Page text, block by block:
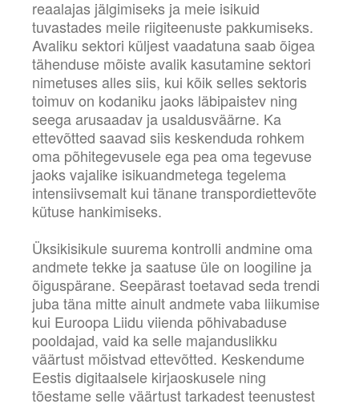
reaalajas jälgimiseks ja meie isikuid
tuvastades meile riigiteenuste pakkumiseks.
Avaliku sektori küljest vaadatuna saab õigea
tähenduse mõiste avalik kasutamine sektori
nimetuses alles siis, kui kõik selles sektoris
toimuv on kodaniku jaoks läbipaistev ning
seega arusaadav ja usaldusväärne. Ka
ettevõtted saavad siis keskenduda rohkem
oma põhitegevusele ega pea oma tegevuse
jaoks vajalike isikuandmetega tegelema
intensiivsemalt kui tänane transpordiettevõte
kütuse hankimiseks.
Üksikisikule suurema kontrolli andmine oma
andmete tekke ja saatuse üle on loogiline ja
õiguspärane. Seepärast toetavad seda trendi
juba täna mitte ainult andmete vaba liikumise
kui Euroopa Liidu viienda põhivabaduse
pooldajad, vaid ka selle majanduslikku
väärtust mõistvad ettevõtted. Keskendume
Eestis digitaalsele kirjaoskusele ning
tõestame selle väärtust tarkadest teenustest